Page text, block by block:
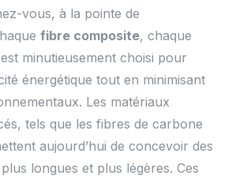
vous, à la pointe de
fibre composite, chaque
minutieusement choisi pour
énergétique tout en minimisant
Les matériaux
tels que les fibres de carbone
aujourd’hui de concevoir des
plus longues et plus légères. Ces